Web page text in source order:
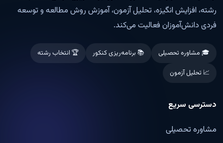
رشته، افزایش انگیزه، تحلیل آزمون، آموزش روش مطالعه و توسعه
فردی دانش‌آموزان فعالیت می‌کند.
🎓 مشاوره تحصیلی 📚 برنامه‌ریزی کنکور
🏆 انتخاب رشته
📈 تحلیل آزمون
دسترسی سریع
مشاوره تحصیلی